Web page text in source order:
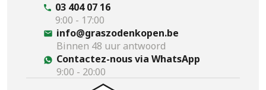
03 404 07 16
9:00 - 17:00
info@graszodenkopen.be
Binnen 48 uur antwoord
Contactez-nous via WhatsApp
9:00 - 20:00